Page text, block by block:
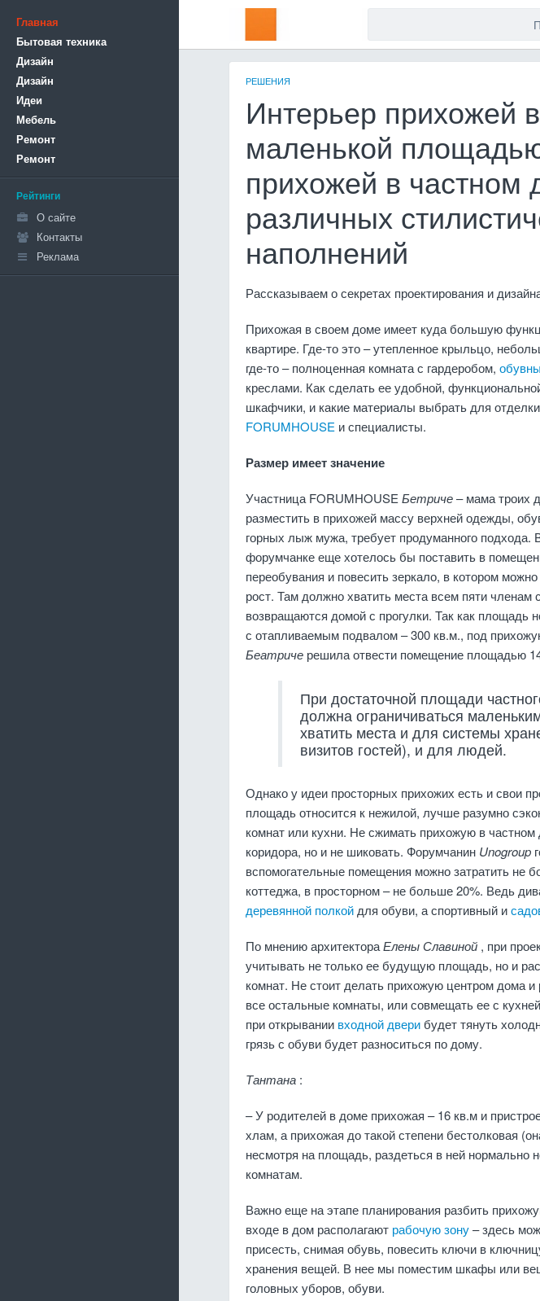
Главная
Бытовая техника
Дизайн
Дизайн
Идеи
Мебель
Ремонт
Ремонт
Рейтинги
О сайте
Контакты
Реклама
РЕШЕНИЯ
Интерьер прихожей
маленькой
прихожей в частном
различных
наполнений
Рассказываем о секретах проектирования и
Прихожая в своем доме имеет куда большую
квартире. Где-то это – утепленное крыльцо,
где-то – полноценная комната с гардеробом,
креслами. Как сделать ее удобной,
шкафчики, и какие материалы выбрать для
FORUMHOUSE и специалисты.
Размер имеет значение
Участница FORUMHOUSE Бетриче– мама троих
разместить в прихожей массу верхней одежды,
горных лыж мужа, требует продуманного
форумчанке еще хотелось бы поставить в
переобувания и повесить зеркало, в котором
рост. Там должно хватить места всем пяти членам
возвращаются домой с прогулки. Так как площадь
с отапливаемым подвалом – 300 кв.м., под
Беатриче решила отвести помещение площадью
При достаточной площади
должна ограничиваться
хватить места и для системы
визитов гостей), и для людей.
Однако у идеи просторных прихожих есть и свои
площадь относится к нежилой, лучше разумно
комнат или кухни. Не сжимать прихожую в
коридора, но и не шиковать. Форумчанин Unogroup
вспомогательные помещения можно затратить не
коттеджа, в просторном – не больше 20%. Ведь
деревянной полкой для обуви, а спортивный и
По мнению архитектораЕлены Славиной , при
учитывать не только ее будущую площадь, но и
комнат. Не стоит делать прихожую центром дома
все остальные комнаты, или совмещать ее с
при открывании входной двери будет тянуть
грязь с обуви будет разноситься по дому.
Тантана :
– У родителей в доме прихожая – 16 кв.м и
хлам, а прихожая до такой степени бестолковая
несмотря на площадь, раздеться в ней нормально
комнатам.
Важно еще на этапе планирования разбить
входе в дом располагают рабочую зону– здесь
присесть, снимая обувь, повесить ключи в
хранения вещей. В нее мы поместим шкафы или
головных уборов, обуви.